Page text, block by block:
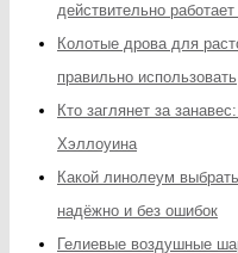
действительно
Колотые дрова для
правильно использовать
Кто заглянет за
Хэллоуина
Какой линолеум
надёжно и без ошибок
Гелиевые воздушные